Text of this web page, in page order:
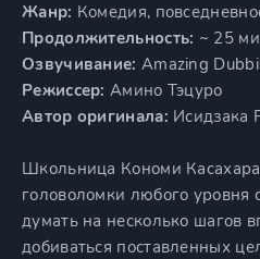
Жанр: Комедия,
Продолжительность: ~ 25
Озвучивание: Amazing
Режиссер: Амино Тэцуро
Автор оригинала: Исидзака
Школьница Кономи
головоломки любого
думать на несколько шагов
добиваться поставленных